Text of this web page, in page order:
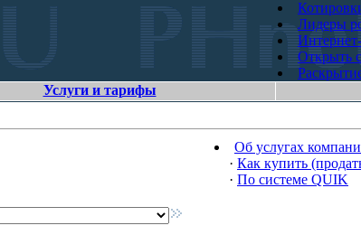
Лидеры
Открыть
Услуги и тарифы
Об услугах
· Как купить
· По системе QUIK